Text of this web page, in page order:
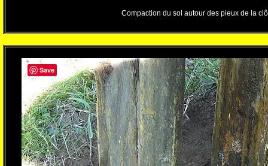
Compaction du sol autour des pieux de la
Save